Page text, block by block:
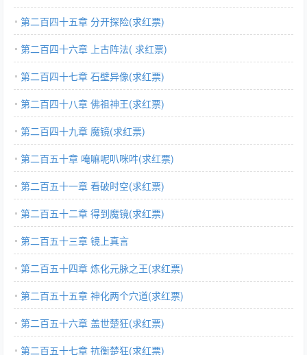
第二百四十五章 分开探险(求红票)
第二百四十六章 上古阵法( 求红票)
第二百四十七章 石壁异像(求红票)
第二百四十八章 佛祖神王(求红票)
第二百四十九章 魔镜(求红票)
第二百五十章 唵嘛呢叭咪吽(求红票)
第二百五十一章 看破时空(求红票)
第二百五十二章 得到魔镜(求红票)
第二百五十三章 镜上真言
第二百五十四章 炼化元脉之王(求红票)
第二百五十五章 神化两个穴道(求红票)
第二百五十六章 盖世楚狂(求红票)
第二百五十七章 抗衡楚狂(求红票)